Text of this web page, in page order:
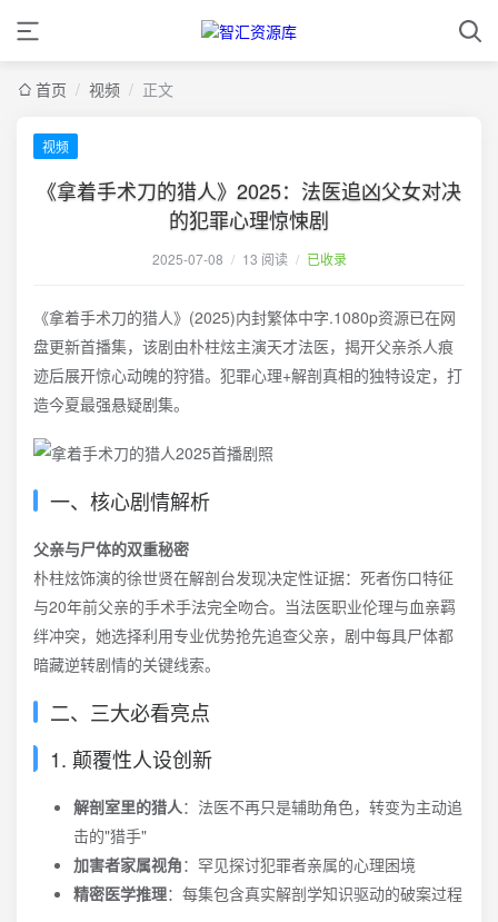
首页 / 视频 / 正文
视频
《拿着手术刀的猎人》2025：法医追凶父女对决
的犯罪心理惊悚剧
2025-07-08 / 13 阅读 / 已收录
《拿着手术刀的猎人》(2025)内封繁体中字.1080p资源已在网
盘更新首播集，该剧由朴柱炫主演天才法医，揭开父亲杀人痕
迹后展开惊心动魄的狩猎。犯罪心理+解剖真相的独特设定，打
造今夏最强悬疑剧集。
一、核心剧情解析
父亲与尸体的双重秘密
朴柱炫饰演的徐世贤在解剖台发现决定性证据：死者伤口特征
与20年前父亲的手术手法完全吻合。当法医职业伦理与血亲羁
绊冲突，她选择利用专业优势抢先追查父亲，剧中每具尸体都
暗藏逆转剧情的关键线索。
二、三大必看亮点
1. 颠覆性人设创新
解剖室里的猎人：法医不再只是辅助角色，转变为主动追
击的"猎手"
加害者家属视角：罕见探讨犯罪者亲属的心理困境
精密医学推理：每集包含真实解剖学知识驱动的破案过程